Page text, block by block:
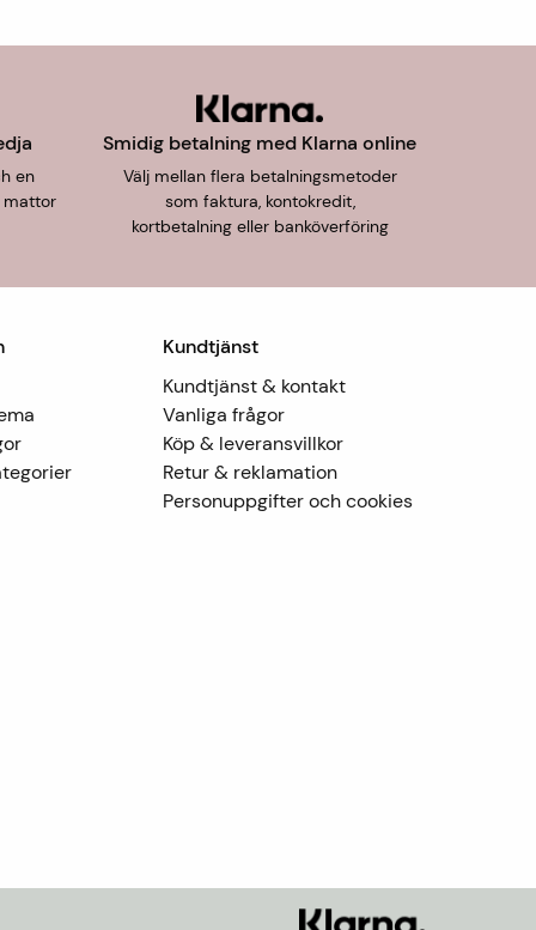
en
mattor
Smidig betalning med Klarna online
Välj mellan flera betalningsmetoder
som faktura, kontokredit,
kortbetalning eller banköverföring
Kundtjänst
Kundtjänst & kontakt
Vanliga frågor
Köp & leveransvillkor
Retur & reklamation
Personuppgifter och cookies